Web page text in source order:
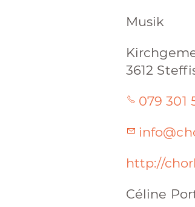
Musik
3612
079 301
http://
Céline